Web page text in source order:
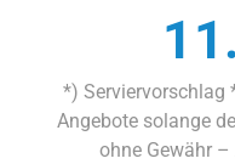
*)
Angebote solange
ohne Gewähr